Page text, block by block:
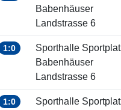
Babenhäuser
Landstrasse 6
1:0
Sporthalle
Babenhäuser
Landstrasse 6
1:0
Sporthalle